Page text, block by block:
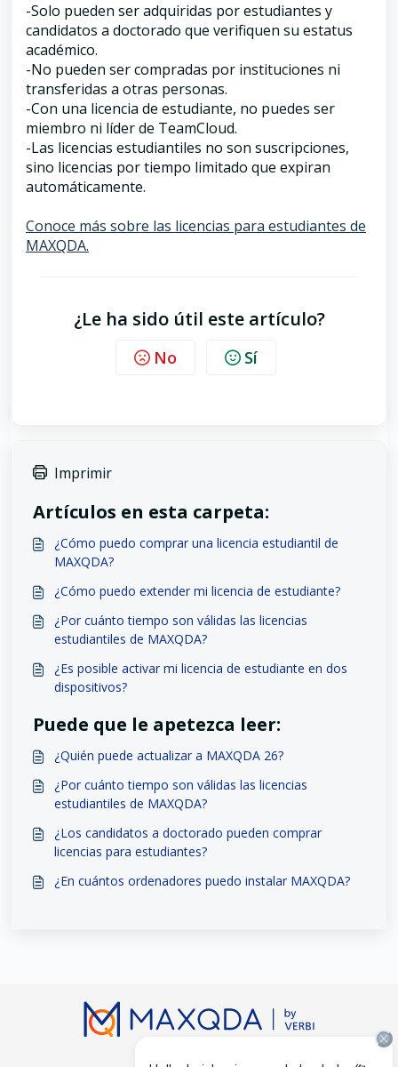
-Solo pueden ser adquiridas por estudiantes y
candidatos a doctorado que verifiquen su estatus
académico.
-No pueden ser compradas por instituciones ni
transferidas a otras personas.
-Con una licencia de estudiante, no puedes ser
miembro ni líder de TeamCloud.
-Las licencias estudiantiles no son suscripciones,
sino licencias por tiempo limitado que expiran
automáticamente.
Conoce más sobre las licencias para estudiantes de
MAXQDA.
¿Le ha sido útil este artículo?
No Sí
Imprimir
Artículos en esta carpeta:
¿Cómo puedo comprar una licencia estudiantil de
MAXQDA?
¿Cómo puedo extender mi licencia de estudiante?
¿Por cuánto tiempo son válidas las licencias
estudiantiles de MAXQDA?
¿Es posible activar mi licencia de estudiante en dos
dispositivos?
Puede que le apetezca leer:
¿Quién puede actualizar a MAXQDA 26?
¿Por cuánto tiempo son válidas las licencias
estudiantiles de MAXQDA?
¿Los candidatos a doctorado pueden comprar
licencias para estudiantes?
¿En cuántos ordenadores puedo instalar MAXQDA?